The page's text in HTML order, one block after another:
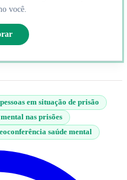
você.
pessoas em situação de prisão
nas prisões
saúde mental